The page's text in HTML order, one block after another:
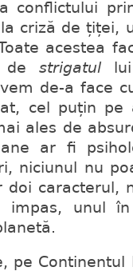
conflictului
criză de țiței,
acestea
de strigatullui
de-a face
cel puțin pe
ales de
ar fi
niciunul nu
doi caracterul,
impas, unul